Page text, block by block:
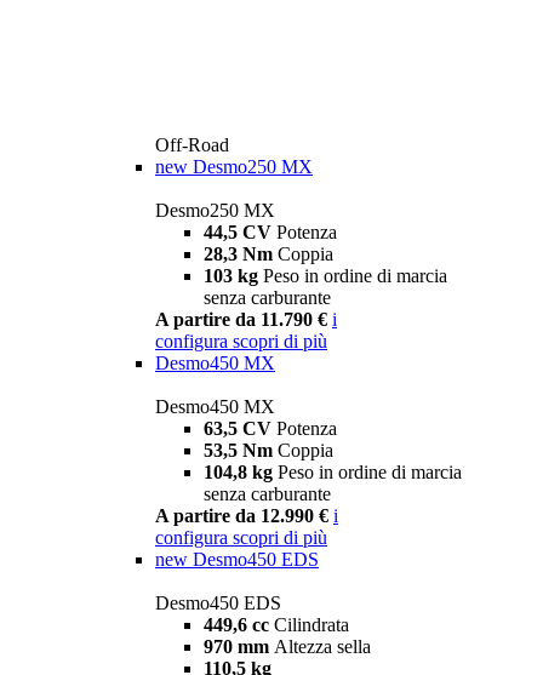
Off-Road
new Desmo250 MX
Desmo250 MX
44,5 CV Potenza
28,3 Nm Coppia
103 kg Peso in ordine di marcia
senza carburante
A partire da 11.790 € i
configura scopri di più
Desmo450 MX
Desmo450 MX
63,5 CV Potenza
53,5 Nm Coppia
104,8 kg Peso in ordine di marcia
senza carburante
A partire da 12.990 € i
configura scopri di più
new Desmo450 EDS
Desmo450 EDS
449,6 cc Cilindrata
970 mm Altezza sella
110,5 kg